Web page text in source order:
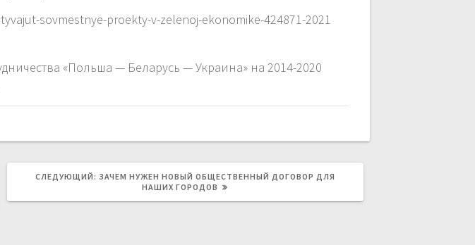
sovmestnye-proekty-v-zelenoj-ekonomike-424871-2021
«Польша — Беларусь — Украина» на 2014-2020
СЛЕДУЮЩИЙ: СЛЕДУЮЩАЯ
ЗАЧЕМ НУЖЕН НОВЫЙ ОБЩЕСТВЕННЫЙ ДОГОВОР ДЛЯ
НАШИХ ГОРОДОВ